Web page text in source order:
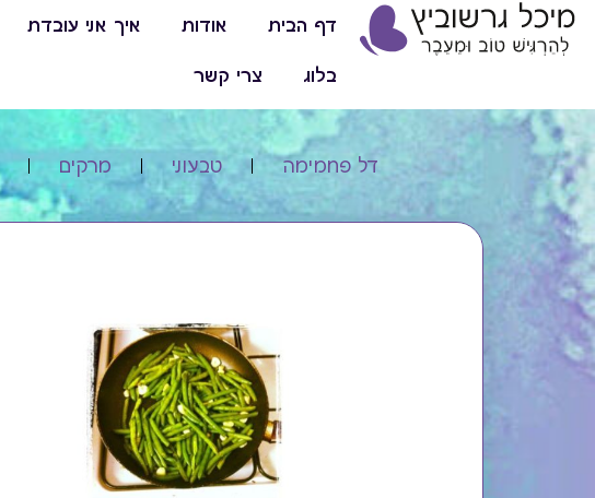
דף הבית אודות איך אני עובדת
בלוג צרי קשר
דל פחמימה טבעוני מרקים